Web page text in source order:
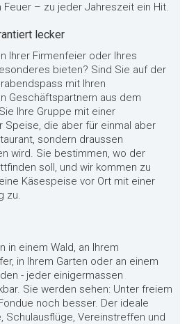
– zu jeder Jahreszeit ein Hit.
lecker
Ihrer Firmenfeier oder Ihres
bieten? Sind Sie auf der
mit Ihren
Geschäftspartnern aus dem
Ihre Gruppe mit einer
Speise, die aber für einmal aber
sondern draussen
wird. Sie bestimmen, wo der
soll, und wir kommen zu
Käsespeise vor Ort mit einer
zu.
in einem Wald, an Ihrem
in Ihrem Garten oder an einem
- jeder einigermassen
Sie werden sehen: Unter freiem
noch besser. Der ideale
Schulausflüge, Vereinstreffen und